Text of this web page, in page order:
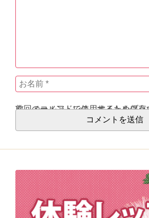
次回のコメントで使用するためブラウザーに自分の名前、メールアドレス、サイ